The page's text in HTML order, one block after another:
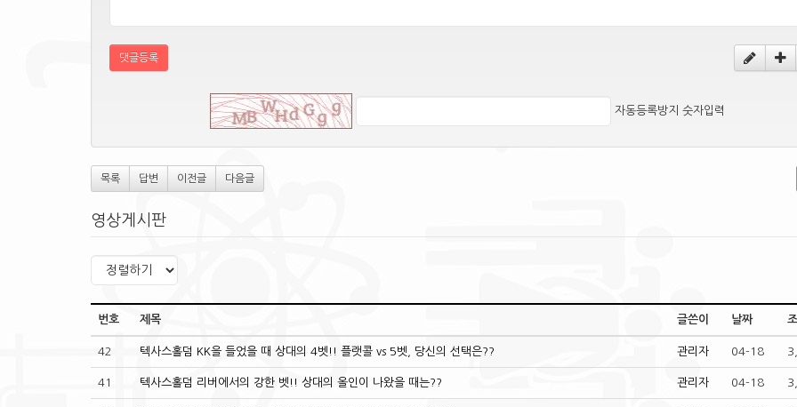
댓글등록
자동등록방지 숫자입력
목록 답변 이전글 다음글
영상게시판
번호 제목 글쓴이 날짜
42 텍사스홀덤 KK을 들었을 때 상대의 4벳!! 플랫콜 vs 5벳, 당신의 선택은?? 관리자 04-18
41 텍사스홀덤 리버에서의 강한 벳!! 상대의 올인이 나왔을 때는?? 관리자 04-18